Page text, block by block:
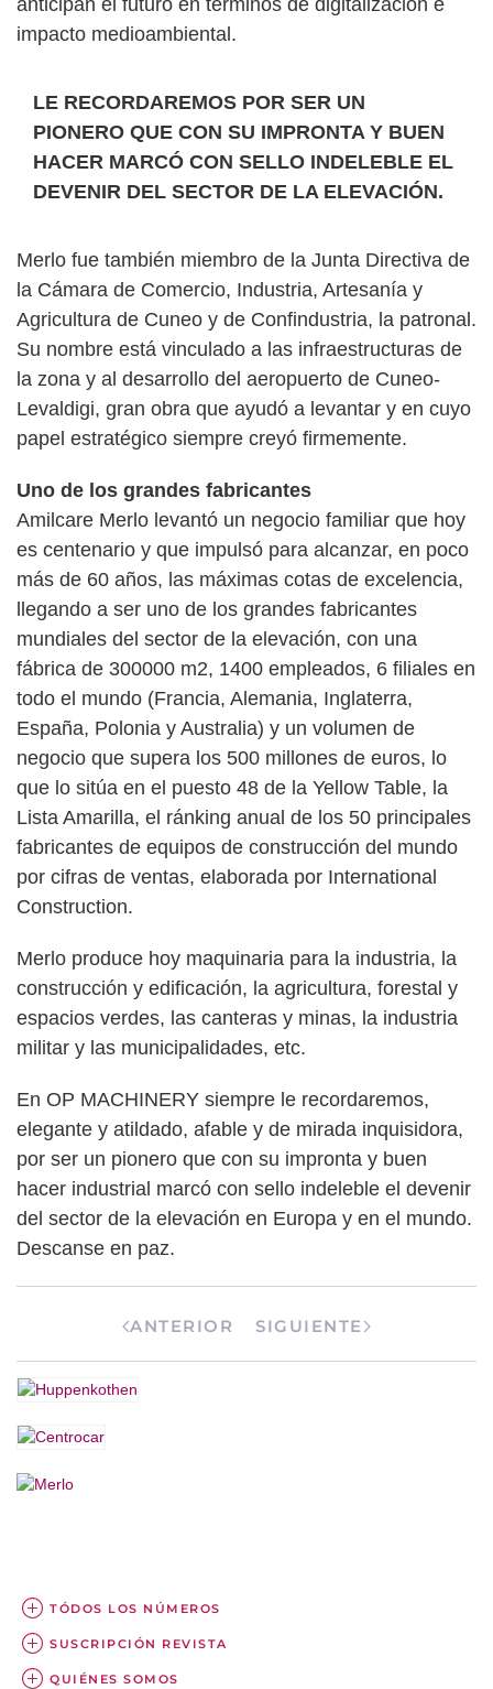
anticipan el futuro en términos de digitalización e
impacto medioambiental.
LE RECORDAREMOS POR SER UN
PIONERO QUE CON SU IMPRONTA Y BUEN
HACER MARCÓ CON SELLO INDELEBLE EL
DEVENIR DEL SECTOR DE LA ELEVACIÓN.
Merlo fue también miembro de la Junta Directiva de
la Cámara de Comercio, Industria, Artesanía y
Agricultura de Cuneo y de Confindustria, la patronal.
Su nombre está vinculado a las infraestructuras de
la zona y al desarrollo del aeropuerto de Cuneo-
Levaldigi, gran obra que ayudó a levantar y en cuyo
papel estratégico siempre creyó firmemente.
Uno de los grandes fabricantes
Amilcare Merlo levantó un negocio familiar que hoy
es centenario y que impulsó para alcanzar, en poco
más de 60 años, las máximas cotas de excelencia,
llegando a ser uno de los grandes fabricantes
mundiales del sector de la elevación, con una
fábrica de 300000 m2, 1400 empleados, 6 filiales en
todo el mundo (Francia, Alemania, Inglaterra,
España, Polonia y Australia) y un volumen de
negocio que supera los 500 millones de euros, lo
que lo sitúa en el puesto 48 de la Yellow Table, la
Lista Amarilla, el ránking anual de los 50 principales
fabricantes de equipos de construcción del mundo
por cifras de ventas, elaborada por International
Construction.
Merlo produce hoy maquinaria para la industria, la
construcción y edificación, la agricultura, forestal y
espacios verdes, las canteras y minas, la industria
militar y las municipalidades, etc.
En OP MACHINERY siempre le recordaremos,
elegante y atildado, afable y de mirada inquisidora,
por ser un pionero que con su impronta y buen
hacer industrial marcó con sello indeleble el devenir
del sector de la elevación en Europa y en el mundo.
Descanse en paz.
ANTERIOR SIGUIENTE
TÓDOS LOS NÚMEROS
SUSCRIPCIÓN REVISTA
QUIÉNES SOMOS